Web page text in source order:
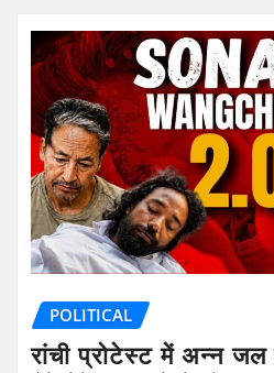
POLITICAL
रांची प्रोटेस्ट में अन्न